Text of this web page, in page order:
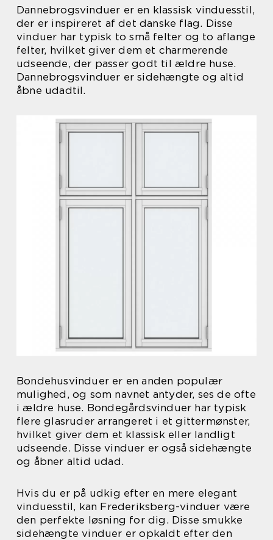
Dannebrogsvinduer er en klassisk vinduesstil,
der er inspireret af det danske flag. Disse
vinduer har typisk to små felter og to aflange
felter, hvilket giver dem et charmerende
udseende, der passer godt til ældre huse.
Dannebrogsvinduer er sidehængte og altid
åbne udadtil.
Bondehusvinduer er en anden populær
mulighed, og som navnet antyder, ses de ofte
i ældre huse. Bondegårdsvinduer har typisk
flere glasruder arrangeret i et gittermønster,
hvilket giver dem et klassisk eller landligt
udseende. Disse vinduer er også sidehængte
og åbner altid udad.
Hvis du er på udkig efter en mere elegant
vinduesstil, kan Frederiksberg-vinduer være
den perfekte løsning for dig. Disse smukke
sidehængte vinduer er opkaldt efter den